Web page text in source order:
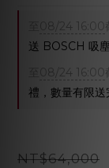
08/24 16:00
送 BOSCH 吸
08/24 16:00
禮，數量有限送
NT$64,000